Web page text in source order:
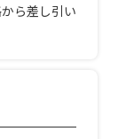
ら差し引い